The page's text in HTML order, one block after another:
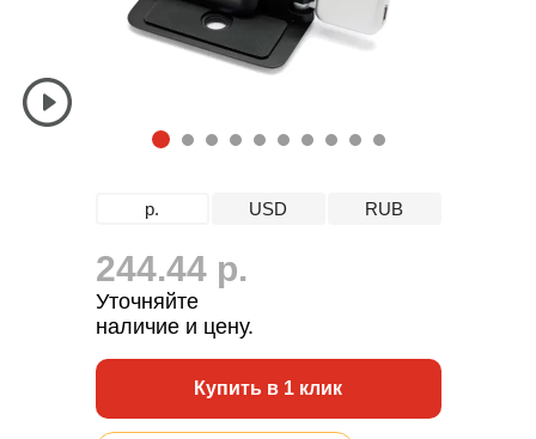
1 2 3 4 5 6 7 8 9
1
р. USD RUB
244.44 р.
Уточняйте
наличие и цену.
Купить в 1 клик